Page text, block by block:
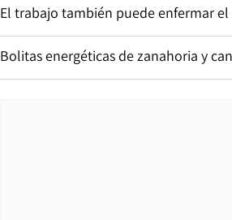
El trabajo también puede enfermar
Bolitas energéticas de zanahoria y